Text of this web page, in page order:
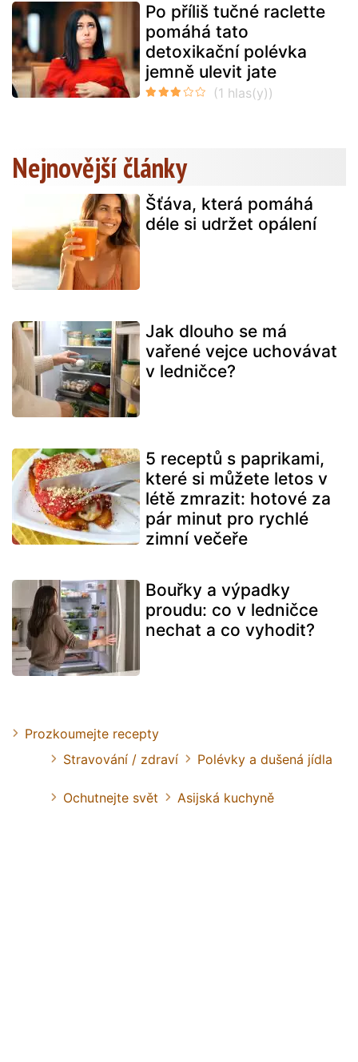
Po příliš tučné raclette
pomáhá tato
detoxikační polévka
jemně ulevit jate
Nejnovější články
Šťáva, která pomáhá
déle si udržet opálení
Jak dlouho se má
vařené vejce uchovávat
v ledničce?
5 receptů s paprikami,
které si můžete letos v
létě zmrazit: hotové za
pár minut pro rychlé
zimní večeře
Bouřky a výpadky
proudu: co v ledničce
nechat a co vyhodit?
Prozkoumejte recepty
Stravování / zdraví
Polévky a dušená jídla
Ochutnejte svět Asijská kuchyně